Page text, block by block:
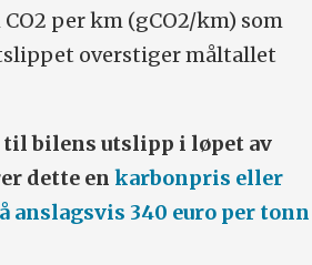
per km (gCO2/km) som
overstiger måltallet
bilens utslipp i løpet av
dette en karbonpris eller
anslagsvis 340 euro per tonn